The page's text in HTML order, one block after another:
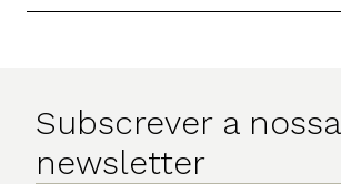
Subscrever a nossa
newsletter